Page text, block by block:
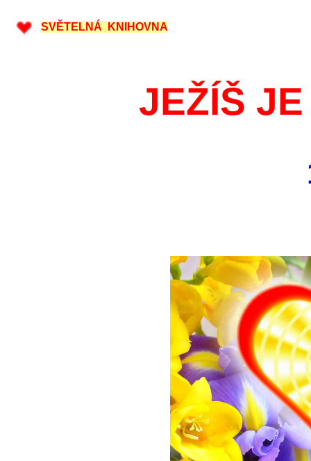
SVĚTELNÁ KNIHOVNA
JEŽÍŠ